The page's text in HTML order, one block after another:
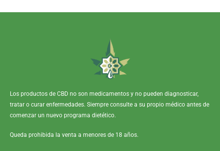
Los productos de CBD no son medicamentos y no pueden diagnosticar,
tratar o curar enfermedades. Siempre consulte a su propio médico antes de
comenzar un nuevo programa dietético.
Queda prohibida la venta a menores de 18 años.